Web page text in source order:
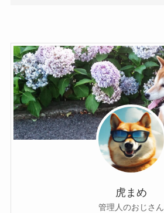
虎まめ
管理人のおじさん